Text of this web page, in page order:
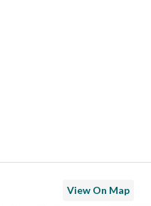
View On Map